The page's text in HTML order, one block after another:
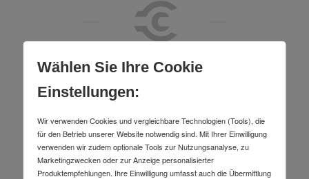
Alle Produkte
Wählen Sie Ihre Cookie
Einstellungen:
Wir verwenden Cookies und vergleichbare Technologien (Tools), die
für den Betrieb unserer Website notwendig sind. Mit Ihrer Einwilligung
verwenden wir zudem optionale Tools zur Nutzungsanalyse, zu
Marketingzwecken oder zur Anzeige personalisierter
Produktempfehlungen. Ihre Einwilligung umfasst auch die Übermittlung